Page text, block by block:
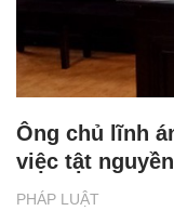
PHÁP LUẬT
Ông chủ lĩnh
việc tật